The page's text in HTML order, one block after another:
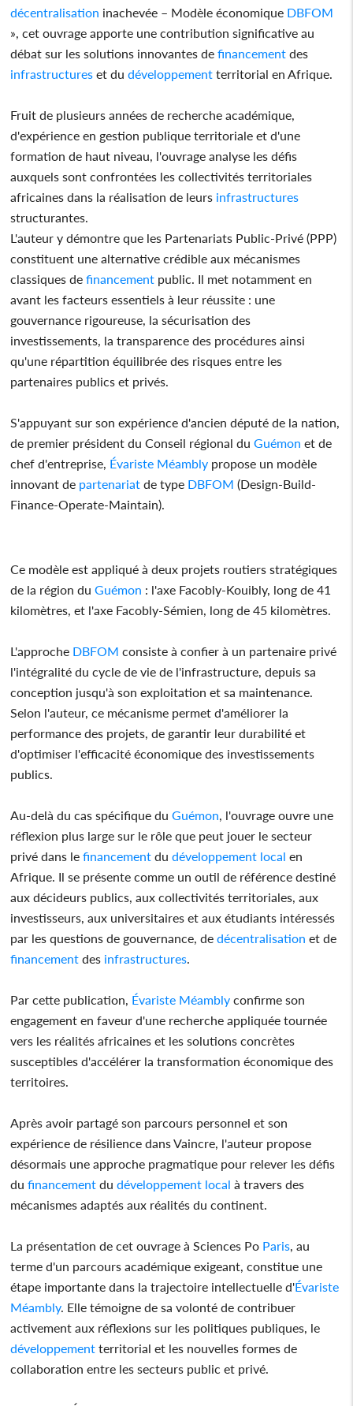
décentralisation inachevée – Modèle économique DBFOM
», cet ouvrage apporte une contribution significative au
débat sur les solutions innovantes de financement des
infrastructures et du développement territorial en Afrique.
Fruit de plusieurs années de recherche académique,
d'expérience en gestion publique territoriale et d'une
formation de haut niveau, l'ouvrage analyse les défis
auxquels sont confrontées les collectivités territoriales
africaines dans la réalisation de leurs infrastructures
structurantes.
L'auteur y démontre que les Partenariats Public-Privé (PPP)
constituent une alternative crédible aux mécanismes
classiques de financement public. Il met notamment en
avant les facteurs essentiels à leur réussite : une
gouvernance rigoureuse, la sécurisation des
investissements, la transparence des procédures ainsi
qu'une répartition équilibrée des risques entre les
partenaires publics et privés.
S'appuyant sur son expérience d'ancien député de la nation,
de premier président du Conseil régional du Guémon et de
chef d'entreprise, Évariste Méambly propose un modèle
innovant de partenariat de type DBFOM (Design-Build-
Finance-Operate-Maintain).
Ce modèle est appliqué à deux projets routiers stratégiques
de la région du Guémon : l'axe Facobly-Kouibly, long de 41
kilomètres, et l'axe Facobly-Sémien, long de 45 kilomètres.
L'approche DBFOM consiste à confier à un partenaire privé
l'intégralité du cycle de vie de l'infrastructure, depuis sa
conception jusqu'à son exploitation et sa maintenance.
Selon l'auteur, ce mécanisme permet d'améliorer la
performance des projets, de garantir leur durabilité et
d'optimiser l'efficacité économique des investissements
publics.
Au-delà du cas spécifique du Guémon, l'ouvrage ouvre une
réflexion plus large sur le rôle que peut jouer le secteur
privé dans le financement du développement local en
Afrique. Il se présente comme un outil de référence destiné
aux décideurs publics, aux collectivités territoriales, aux
investisseurs, aux universitaires et aux étudiants intéressés
par les questions de gouvernance, de décentralisation et de
financement des infrastructures.
Par cette publication, Évariste Méambly confirme son
engagement en faveur d'une recherche appliquée tournée
vers les réalités africaines et les solutions concrètes
susceptibles d'accélérer la transformation économique des
territoires.
Après avoir partagé son parcours personnel et son
expérience de résilience dans Vaincre, l'auteur propose
désormais une approche pragmatique pour relever les défis
du financement du développement local à travers des
mécanismes adaptés aux réalités du continent.
La présentation de cet ouvrage à Sciences Po Paris, au
terme d'un parcours académique exigeant, constitue une
étape importante dans la trajectoire intellectuelle d'Évariste
Méambly. Elle témoigne de sa volonté de contribuer
activement aux réflexions sur les politiques publiques, le
développement territorial et les nouvelles formes de
collaboration entre les secteurs public et privé.